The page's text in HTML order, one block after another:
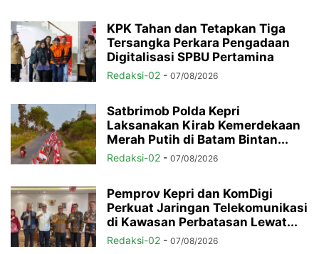
KPK Tahan dan Tetapkan Tiga
Tersangka Perkara Pengadaan
Digitalisasi SPBU Pertamina
Redaksi-02 - 07/08/2026
Satbrimob Polda Kepri
Laksanakan Kirab Kemerdekaan
Merah Putih di Batam Bintan...
Redaksi-02 - 07/08/2026
Pemprov Kepri dan KomDigi
Perkuat Jaringan Telekomunikasi
di Kawasan Perbatasan Lewat...
Redaksi-02 - 07/08/2026